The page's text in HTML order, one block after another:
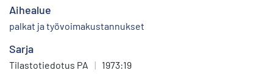
Aihealue
palkat ja työvoimakustannukset
Sarja
Tilastotiedotus PA | 1973:19